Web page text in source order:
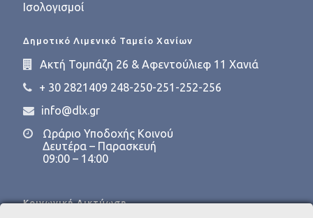
Ισολογισμοί
Δημοτικό Λιμενικό Ταμείο Χανίων
Ακτή Τομπάζη 26 & Αφεντούλιεφ 11 Χανιά
+ 30 2821409 248-250-251-252-256
info@dlx.gr
Ωράριο Υποδοχής Κοινού
Δευτέρα – Παρασκευή
09:00 – 14:00
Κοινωνική Δικτύωση